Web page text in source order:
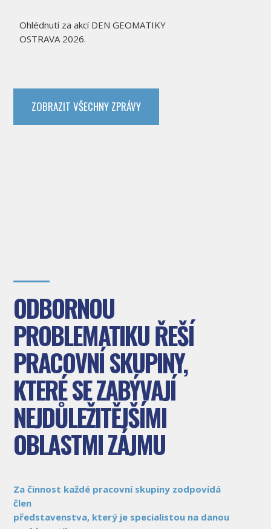
Ohlédnutí za akcí DEN GEOMATIKY
OSTRAVA 2026.
ZOBRAZIT VŠECHNY ZPRÁVY
ODBORNOU
PROBLEMATIKU ŘEŠÍ
PRACOVNÍ SKUPINY,
KTERÉ SE ZABÝVAJÍ
NEJDŮLEŽITĚJŠÍMI
OBLASTMI ZÁJMU
Za činnost každé pracovní skupiny zodpovídá
člen
představenstva, který je specialistou na danou